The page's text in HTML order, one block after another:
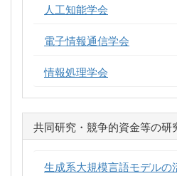
人工知能学会
電子情報通信学会
情報処理学会
共同研究・競争的資金等の研
生成系大規模言語モデルの